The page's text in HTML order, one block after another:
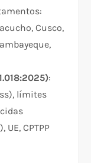
Cusco,
:
límites
UE, CPTPP